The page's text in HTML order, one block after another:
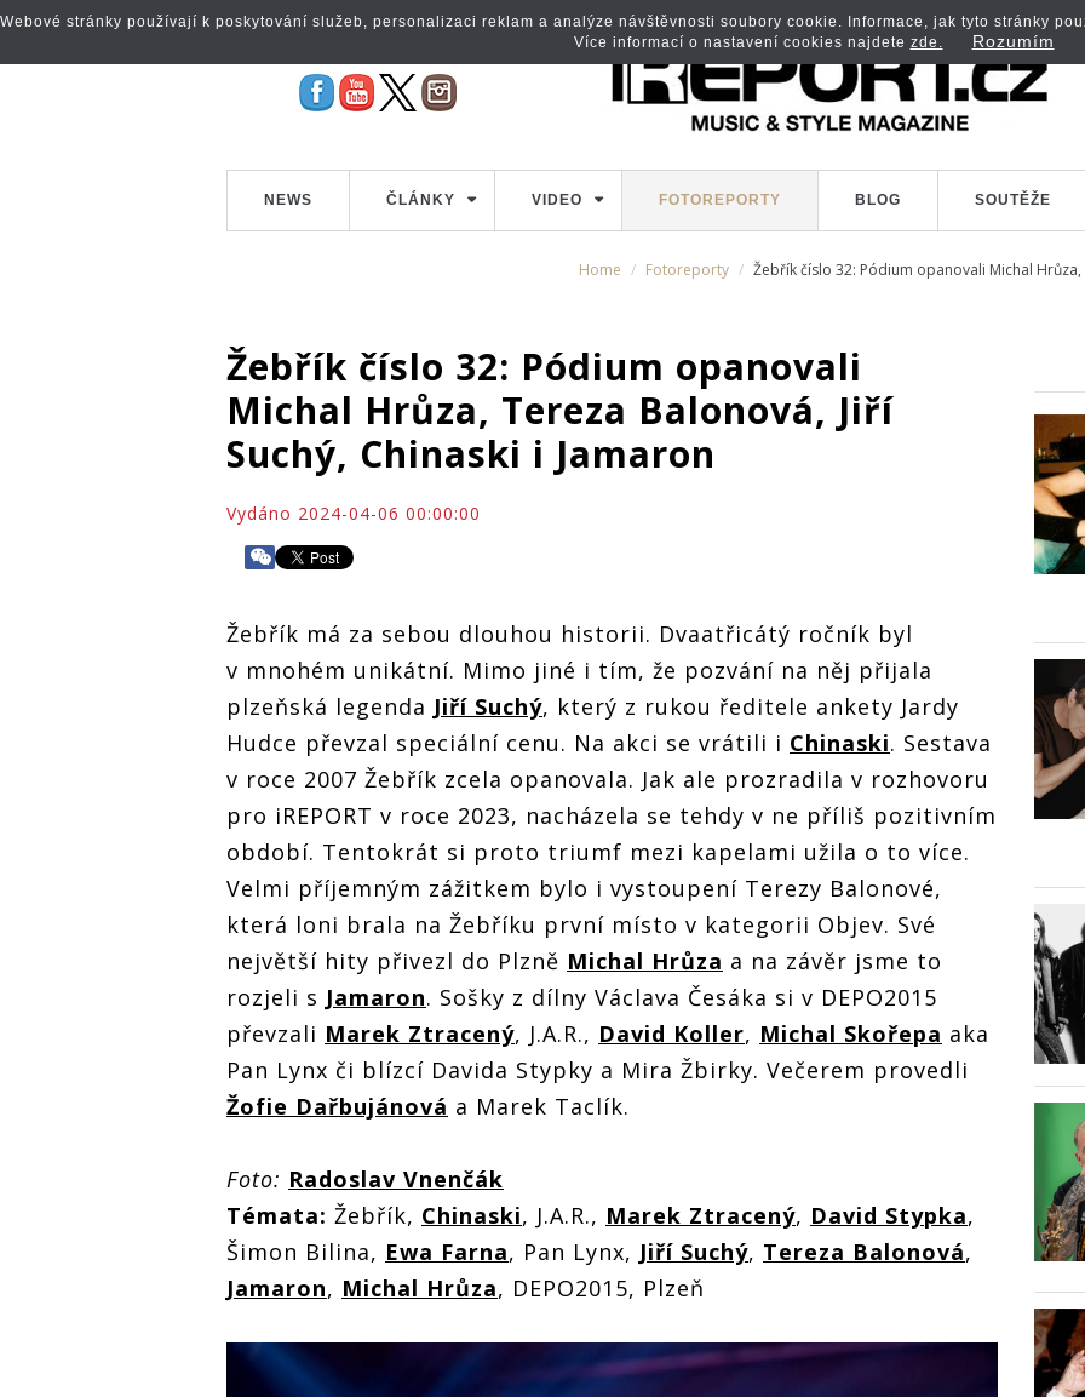
NEWS ČLÁNKY VIDEO FOTOREPORTY BLOG SOUTĚŽE
Home Fotoreporty Žebřík číslo 32: Pódium opanovali Michal Hrůza,
Žebřík číslo 32: Pódium opanovali
Michal Hrůza, Tereza Balonová, Jiří
Suchý, Chinaski i Jamaron
Vydáno 2024-04-06 00:00:00
Žebřík má za sebou dlouhou historii. Dvaatřicátý ročník byl
v mnohém unikátní. Mimo jiné i tím, že pozvání na něj přijala
plzeňská legenda Jiří Suchý, který z rukou ředitele ankety Jardy
Hudce převzal speciální cenu. Na akci se vrátili i Chinaski. Sestava
v roce 2007 Žebřík zcela opanovala. Jak ale prozradila v rozhovoru
pro iREPORT v roce 2023, nacházela se tehdy v ne příliš pozitivním
období. Tentokrát si proto triumf mezi kapelami užila o to více.
Velmi příjemným zážitkem bylo i vystoupení Terezy Balonové,
která loni brala na Žebříku první místo v kategorii Objev. Své
největší hity přivezl do Plzně Michal Hrůza a na závěr jsme to
rozjeli s Jamaron. Sošky z dílny Václava Česáka si v DEPO2015
převzali Marek Ztracený, J.A.R., David Koller, Michal Skořepa aka
Pan Lynx či blízcí Davida Stypky a Mira Žbirky. Večerem provedli
Žofie Dařbujánová a Marek Taclík.
Foto: Radoslav Vnenčák
Témata: Žebřík, Chinaski, J.A.R., Marek Ztracený, David Stypka,
Šimon Bilina, Ewa Farna, Pan Lynx, Jiří Suchý, Tereza Balonová,
Jamaron, Michal Hrůza, DEPO2015, Plzeň
Webové stránky používají k poskytování služeb, personalizaci reklam a analýze návštěvnosti soubory cookie. Informace, jak tyto stránky
Více informací o nastavení cookies najdete zde. Rozumím